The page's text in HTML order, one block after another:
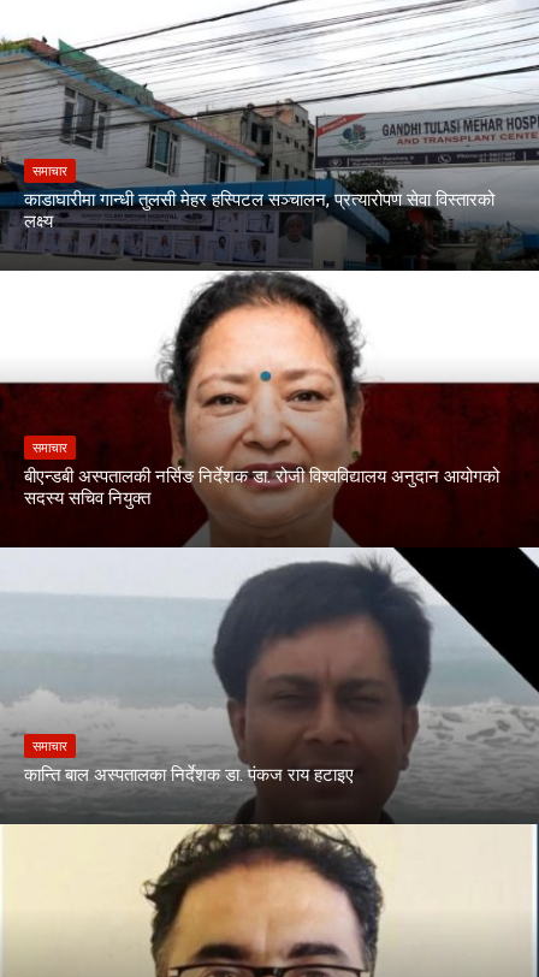
समाचार
काडाघारीमा गान्धी तुलसी मेहर हस्पिटल सञ्चालन, प्रत्यारोपण सेवा विस्तारको
लक्ष्य
समाचार
बीएन्डबी अस्पतालकी नर्सिङ निर्देशक डा. रोजी विश्वविद्यालय अनुदान आयोगको
सदस्य सचिव नियुक्त
समाचार
कान्ति बाल अस्पतालका निर्देशक डा. पंकज राय हटाइए